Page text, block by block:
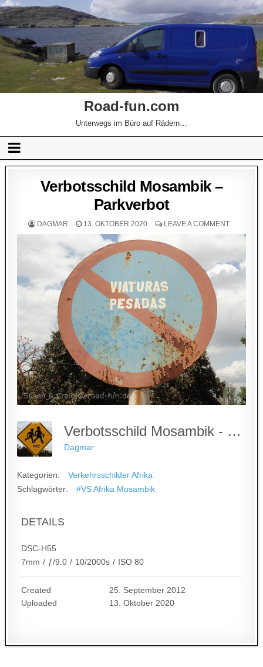
Road-fun.com
Unterwegs im Büro auf Rädern…
Verbotsschild Mosambik –
Parkverbot
DAGMAR 13. OKTOBER 2020 LEAVE A COMMENT
Verbotsschild Mosambik - Parkverbot
Dagmar
Kategorien:
Verkehrsschilder Afrika
Schlagwörter:
#VS Afrika Mosambik
DETAILS
DSC-H55
7mm / ƒ/9.0 / 10/2000s / ISO 80
Created
25. September 2012
Uploaded
13. Oktober 2020